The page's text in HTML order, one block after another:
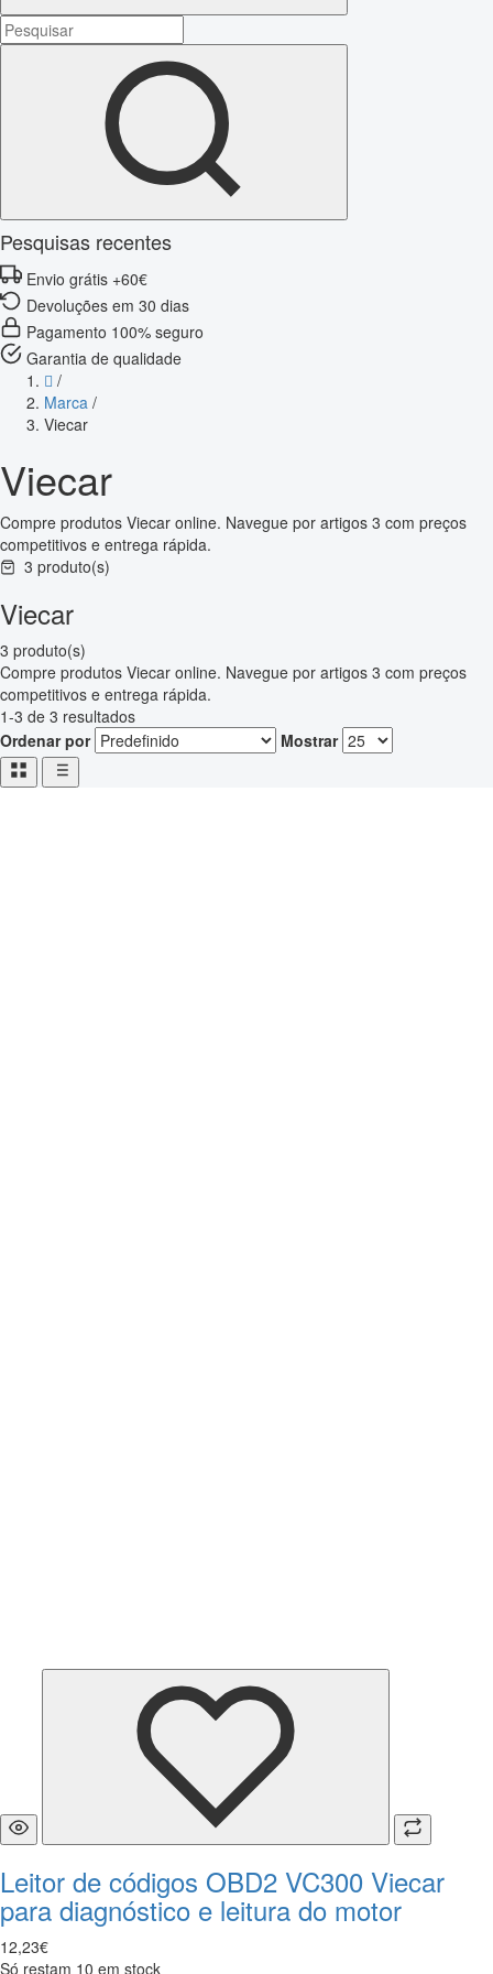
Pesquisas recentes
Envio grátis +60€
Devoluções em 30 dias
Pagamento 100% seguro
Garantia de qualidade
/
Marca /
Viecar
Viecar
Compre produtos Viecar online. Navegue por artigos 3 com preços
competitivos e entrega rápida.
3 produto(s)
Viecar
3 produto(s)
Compre produtos Viecar online. Navegue por artigos 3 com preços
competitivos e entrega rápida.
1-3 de 3 resultados
Ordenar por
Mostrar
Leitor de códigos OBD2 VC300 Viecar
para diagnóstico e leitura do motor
12,23€
Só restam 10 em stock